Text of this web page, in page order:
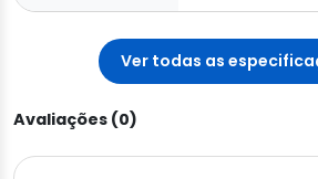
Ver todas as
Avaliações (0)